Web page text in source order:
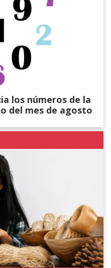
los números de la
del mes de agosto